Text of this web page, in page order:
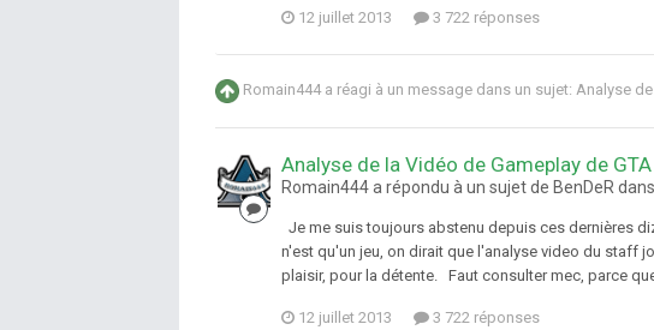
12 juillet 2013 3 722 réponses
Romain444a réagi à un message dans un sujet: Analyse
Analyse de la Vidéo de Gameplay de
Romain444 a répondu à un sujet de BenDeR dans
Je me suis toujours abstenu depuis ces dernières
n'est qu'un jeu, on dirait que l'analyse video du staff
plaisir, pour la détente. Faut consulter mec, parce
12 juillet 2013 3 722 réponses